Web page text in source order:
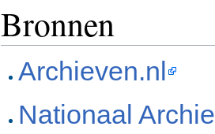
Bronnen
Archieven.nl
Nationaal